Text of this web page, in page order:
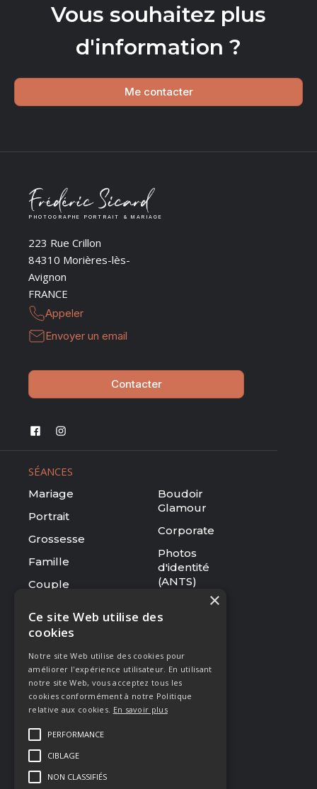
Vous souhaitez plus
d'information ?
Me contacter
PHOTOGRAPHE PORTRAIT & MARIAGE
223 Rue Crillon
84310 Morières-lès-
Avignon
FRANCE
Appeler
Envoyer un email
Contacter
SÉANCES
Mariage
Portrait
Grossesse
Famille
Couple
Boudoir
Glamour
Corporate
Photos
d'identité
(ANTS)
RESSOURCES
Le studio
Galerie
Blog
Mentions légales
CGV
Presse & Distinctions
Ce site Web utilise des
cookies
Notre site Web utilise des cookies pour
améliorer l'expérience utilisateur. En utilisant
notre site Web, vous acceptez tous les
cookies conformément à notre Politique
relative aux cookies. En savoir plus
PERFORMANCE
CIBLAGE
NON CLASSIFIÉS
×